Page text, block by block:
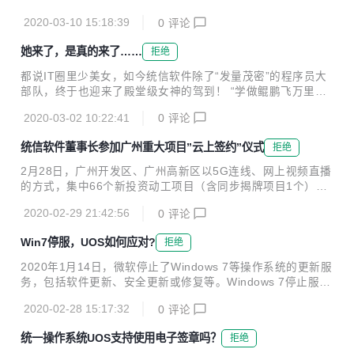
及国际主流CPU芯片多计算架构，提供ISO、容器、云镜像交
平台等应用场景。 本次发布的正式版本，在硬件适配支撑、基
2020-03-10 15:18:39 0 评论
她来了，是真的来了…… 拒绝
都说IT圈里少美女，如今统信软件除了“发量茂密”的程序员大
部队，终于也迎来了殿堂级女神的驾到！ “学做鲲鹏飞万里，
丽的3月2日，我们迎来了这位颜值与内涵一并闪耀的她——王
翡瑜。 她将担任统信软件技术有限公司高级副总裁，分管统信
软件生态中心、技术支持、市场营销等业务。 她，是一位爱美
的上海女子。她不甘差不多的工作、差不多的工资、差不多的
人生。 她，是一位信创领域的女子，她有丰富的行业知识，独
产操作系统，就像统信软件每个岗位的英雄一样执着。 现在英
2020-03-02 10:22:41 0 评论
统信软件董事长参加广州重大项目”云上签约”仪式 拒绝
2月28日，广州开发区、广州高新区以5G连线、网上视频直播
的方式，集中66个新投资动工项目（含同步揭牌项目1个），
视频项目投资总额约1335亿元达产产值约2843亿元。 在春天
吹响了，经济发展保卫战的号角！ “百大项目庆百年暨2020年
第一季度重大项目签约及开工动员”活动在广州科学城广场展
厅举行。签约动工的许多项目，都是中国科学院院士、中国国
工程院院士领衔建设的重量级项目。施一公、王晓东、罗锡
对广州开发区、广州高新区未来的发展寄予厚望。 广州开发
2020-02-29 21:42:56 0 评论
Win7停服，UOS如何应对? 拒绝
2020年1月14日，微软停止了Windows 7等操作系统的更新服
务，包括软件更新、安全更新或修复等。Windows 7停止服务
维成本也可能增加，本次事件对我国信息产业未来融合发展提
出了更加迫切的要求。 据统计，Win7在国内市场仍占据52.
4%的份额。自Win7系统正式停服后，出现正如曾经的Win XP
2020-02-28 15:17:32 0 评论
统一操作系统UOS支持使用电子签章吗？ 拒绝